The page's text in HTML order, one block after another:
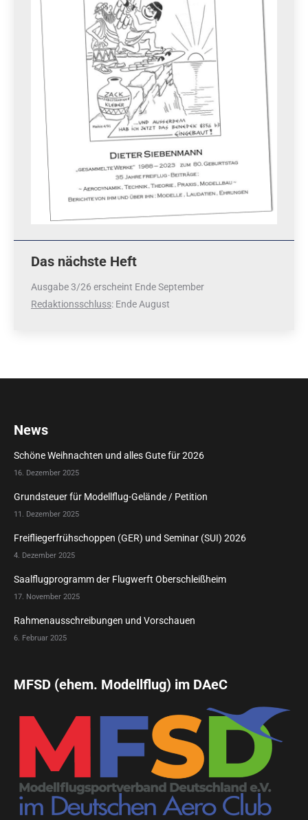
Das nächste Heft
Ausgabe 3/26 erscheint Ende September
Redaktionsschluss: Ende August
News
Schöne Weihnachten und alles Gute für 2026
16. Dezember 2025
Grundsteuer für Modellflug-Gelände / Petition
11. Dezember 2025
Freifliegerfrühschoppen (GER) und Seminar (SUI) 2026
4. Dezember 2025
Saalflugprogramm der Flugwerft Oberschleißheim
17. November 2025
Rahmenausschreibungen und Vorschauen
6. Februar 2025
MFSD (ehem. Modellflug) im DAeC